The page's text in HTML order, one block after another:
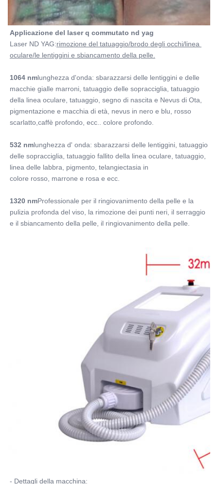
Applicazione del laser q commutato nd yag
Laser ND YAG:rimozione del tatuaggio/brodo degli occhi/linea
oculare/le lentiggini e sbiancamento della pelle.
1064 nmlunghezza d'onda: sbarazzarsi delle lentiggini e delle
macchie gialle marroni, tatuaggio delle sopracciglia, tatuaggio
della linea oculare, tatuaggio, segno di nascita e Nevus di Ota,
pigmentazione e macchia di età, nevus in nero e blu, rosso
scarlatto,caffè profondo, ecc.. colore profondo.
532 nmlunghezza d' onda: sbarazzarsi delle lentiggini, tatuaggio
delle sopracciglia, tatuaggio fallito della linea oculare, tatuaggio,
linea delle labbra, pigmento, telangiectasia in
colore rosso, marrone e rosa e ecc.
1320 nmProfessionale per il ringiovanimento della pelle e la
pulizia profonda del viso, la rimozione dei punti neri, il serraggio
e il sbiancamento della pelle, il ringiovanimento della pelle.
- Dettagli della macchina: